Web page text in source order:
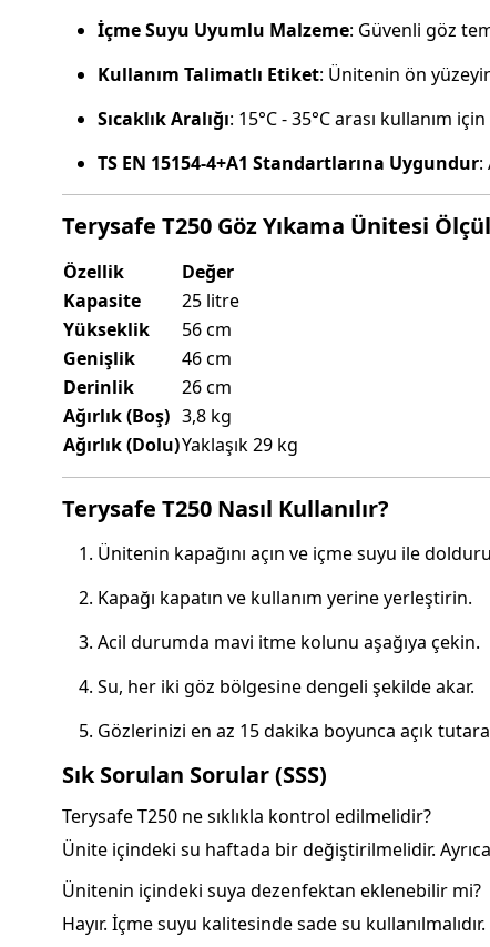
İçme Suyu Uyumlu Malzeme: Güvenli göz
Kullanım Talimatlı Etiket: Ünitenin ön
Sıcaklık Aralığı: 15°C - 35°C arası kullanım
TS EN 15154-4+A1 Standartlarına Uygundur:
Terysafe T250 Göz Yıkama Ünitesi
Özellik
Değer
Kapasite
25 litre
Yükseklik
56 cm
Genişlik
46 cm
Derinlik
26 cm
Ağırlık (Boş) 3,8 kg
Ağırlık (Dolu)Yaklaşık 29 kg
Terysafe T250 Nasıl Kullanılır?
Ünitenin kapağını açın ve içme suyu ile
Kapağı kapatın ve kullanım yerine yerleştirin.
Acil durumda mavi itme kolunu aşağıya çekin.
Su, her iki göz bölgesine dengeli şekilde akar.
Gözlerinizi en az 15 dakika boyunca açık
Sık Sorulan Sorular (SSS)
Terysafe T250 ne sıklıkla kontrol edilmelidir?
Ünite içindeki su haftada bir değiştirilmelidir.
Ünitenin içindeki suya dezenfektan eklenebilir mi?
Hayır. İçme suyu kalitesinde sade su